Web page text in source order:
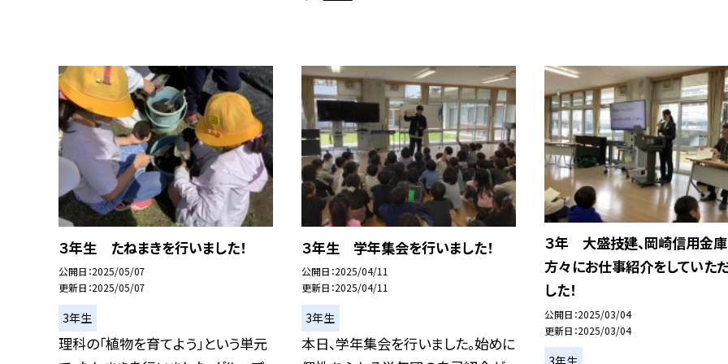
３年生 たねまきを行いました！
公開日 2025/05/07
更新日 2025/05/07
3年生
理科の「植物を育てよう」という単元
３年生 学年集会を行いました！
公開日 2025/04/11
更新日 2025/04/11
3年生
本日、学年集会を行いました。始めに
３年 大盛技建、岡崎信用金
方々にお仕事紹介をしていた
した！
公開日 2025/03/04
更新日 2025/03/04
3年生